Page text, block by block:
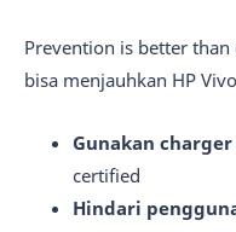
Prevention is better
bisa menjauhkan HP
Gunakan
certified
Hindari